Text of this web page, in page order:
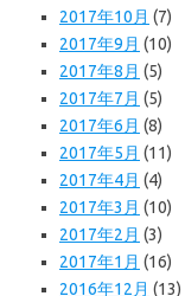
2017年10月 (7)
2017年9月 (10)
2017年8月 (5)
2017年7月 (5)
2017年6月 (8)
2017年5月 (11)
2017年4月 (4)
2017年3月 (10)
2017年2月 (3)
2017年1月 (16)
2016年12月 (13)